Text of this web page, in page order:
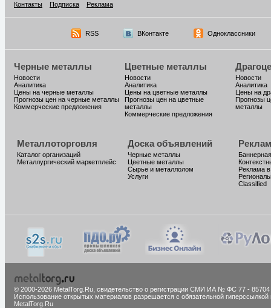
Контакты
Подписка Реклама
RSS ВКонтакте Одноклассники
Черные металлы
Новости
Аналитика
Цены на черные металлы
Прогнозы цен на черные металлы
Коммерческие предложения
Цветные металлы
Новости
Аналитика
Цены на цветные металлы
Прогнозы цен на цветные
металлы
Коммерческие предложения
Новости
Аналитика
Цены на
Прогнозы
металлы
Металлоторговля
Каталог организаций
Металлургический маркетплейс
Доска объявлений
Черные металлы
Цветные металлы
Сырье и металлолом
Услуги
Реклама
Classified
© 2000-2026 MetalTorg.Ru, cвидетельство о регистрации СМИ ИА № ФС 77 - 85704
Использование открытых материалов разрешается с обязательной гиперссылкой
MetalTorg.Ru